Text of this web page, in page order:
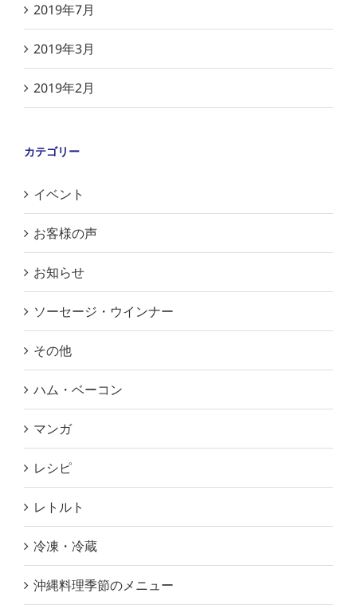
2019年7月
2019年3月
2019年2月
カテゴリー
イベント
お客様の声
お知らせ
ソーセージ・ウインナー
その他
ハム・ベーコン
マンガ
レシピ
レトルト
冷凍・冷蔵
沖縄料理季節のメニュー